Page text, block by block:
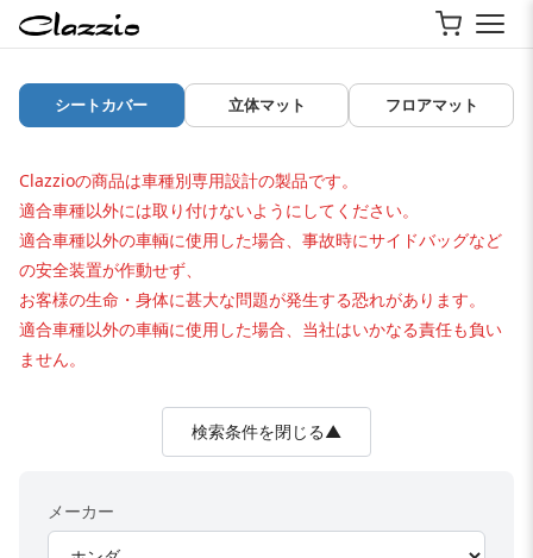
シートカバー 立体マット フロアマット
Clazzioの商品は車種別専用設計の製品です。
適合車種以外には取り付けないようにしてください。
適合車種以外の車輌に使用した場合、事故時にサイドバッグなど
の安全装置が作動せず、
お客様の生命・身体に甚大な問題が発生する恐れがあります。
適合車種以外の車輌に使用した場合、当社はいかなる責任も負い
ません。
検索条件を閉じる▲
メーカー